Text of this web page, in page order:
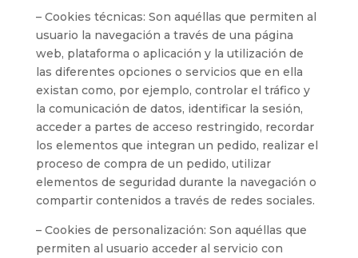
– Cookies técnicas: Son aquéllas que permiten al
usuario la navegación a través de una página
web, plataforma o aplicación y la utilización de
las diferentes opciones o servicios que en ella
existan como, por ejemplo, controlar el tráfico y
la comunicación de datos, identificar la sesión,
acceder a partes de acceso restringido, recordar
los elementos que integran un pedido, realizar el
proceso de compra de un pedido, utilizar
elementos de seguridad durante la navegación o
compartir contenidos a través de redes sociales.
– Cookies de personalización: Son aquéllas que
permiten al usuario acceder al servicio con